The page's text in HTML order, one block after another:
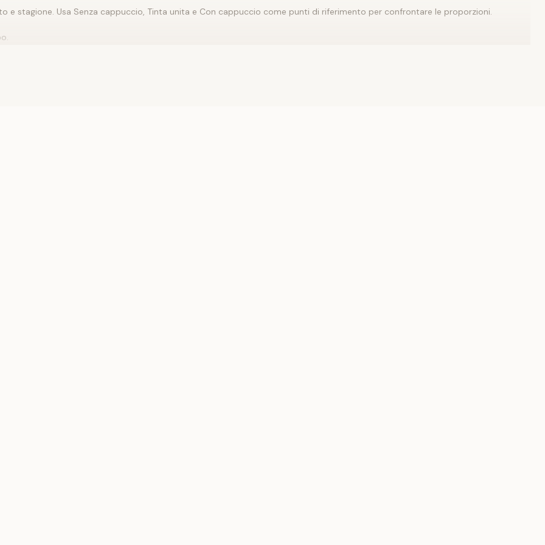
e stagione. Usa Senza cappuccio Tinta unita e Con cappuccio come punti di riferimento per confrontare le proporzioni.